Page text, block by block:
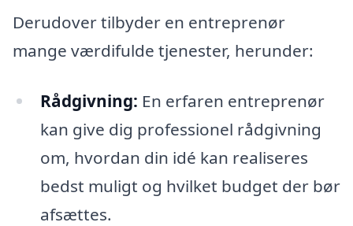
Derudover tilbyder en entreprenør
mange værdifulde tjenester, herunder:
Rådgivning: En erfaren entreprenør
kan give dig professionel rådgivning
om, hvordan din idé kan realiseres
bedst muligt og hvilket budget der bør
afsættes.